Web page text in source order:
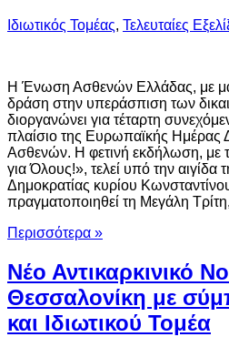
Ιδιωτικός Τομέας, Τελευταίες
Η Ένωση Ασθενών Ελλάδας, με
δράση στην υπεράσπιση των
διοργανώνει για τέταρτη
πλαίσιο της Ευρωπαϊκής Ημέρας
Ασθενών. Η φετινή εκδήλωση, με
για Όλους!», τελεί υπό την
Δημοκρατίας κυρίου
πραγματοποιηθεί τη Μεγάλη
Περισσότερα »
Νέο Αντικαρκινικό
Θεσσαλονίκη με
και Ιδιωτικού Τομέα